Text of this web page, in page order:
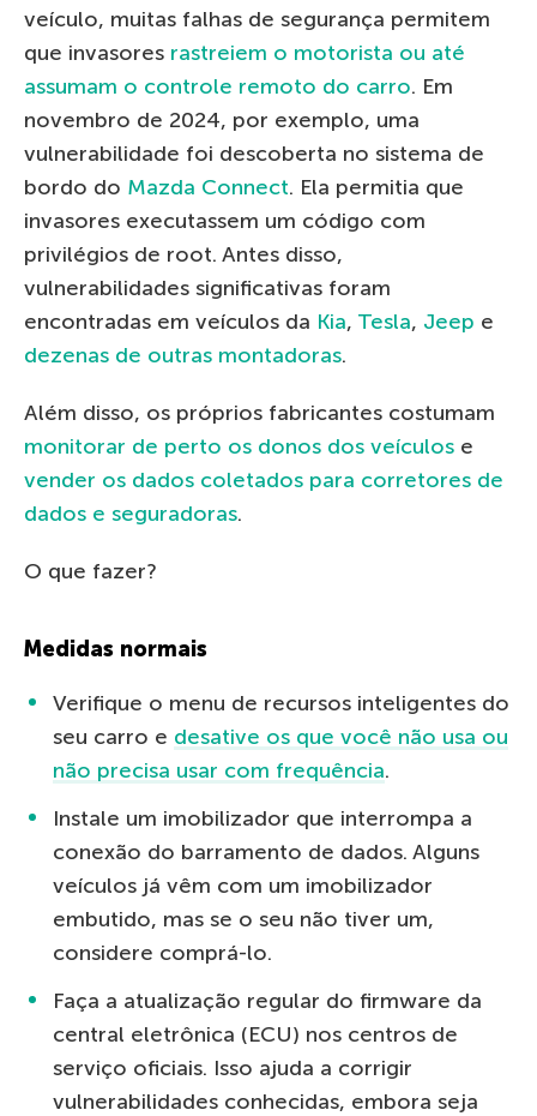
veículo, muitas falhas de segurança permitem
que invasores rastreiem o motorista ou até
assumam o controle remoto do carro. Em
novembro de 2024, por exemplo, uma
vulnerabilidade foi descoberta no sistema de
bordo do Mazda Connect. Ela permitia que
invasores executassem um código com
privilégios de root. Antes disso,
vulnerabilidades significativas foram
encontradas em veículos da Kia, Tesla, Jeep e
dezenas de outras montadoras.
Além disso, os próprios fabricantes costumam
monitorar de perto os donos dos veículos e
vender os dados coletados para corretores de
dados e seguradoras.
O que fazer?
Medidas normais
Verifique o menu de recursos inteligentes do
seu carro e desative os que você não usa ou
não precisa usar com frequência.
Instale um imobilizador que interrompa a
conexão do barramento de dados. Alguns
veículos já vêm com um imobilizador
embutido, mas se o seu não tiver um,
considere comprá-lo.
Faça a atualização regular do firmware da
central eletrônica (ECU) nos centros de
serviço oficiais. Isso ajuda a corrigir
vulnerabilidades conhecidas, embora seja